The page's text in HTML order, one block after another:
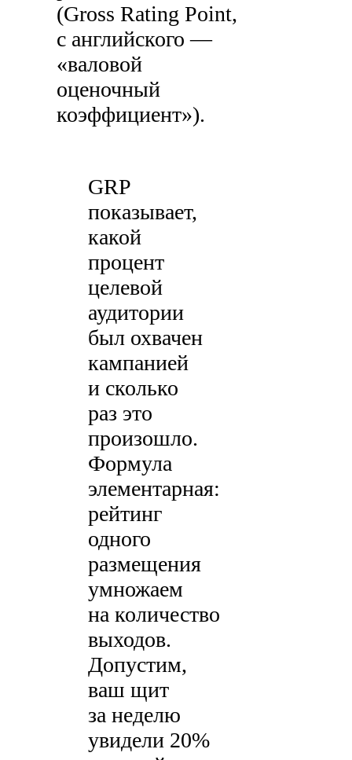
(Gross Rating Point,
с английского —
«валовой
оценочный
коэффициент»).
GRP
показывает,
какой
процент
целевой
аудитории
был охвачен
кампанией
и сколько
раз это
произошло.
Формула
элементарная:
рейтинг
одного
размещения
умножаем
на количество
выходов.
Допустим,
ваш щит
за неделю
увидели 20%